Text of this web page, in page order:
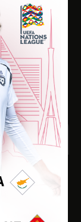
1
1
13:00